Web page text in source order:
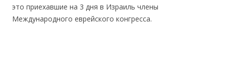
это приехавшие на 3 дня в Израиль члены
Международного еврейского конгресса.